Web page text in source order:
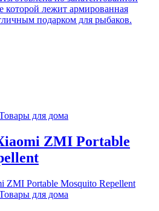
которой лежит армированная
подарком для рыбаков.
для дома
ZMI Portable
для дома